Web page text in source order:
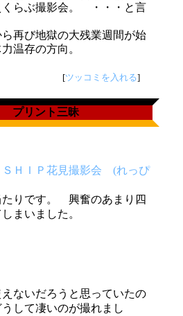
くらぶ撮影会。 ・・・と言
再び地獄の大残業週間が始
温存の方向。
[ツッコミを入れる]
プリント三昧
ＨＩＰ花見撮影会 (れっぴ
たりです。 興奮のあまり四
まいました。
ないだろうと思っていたの
して凄いのが撮れまし